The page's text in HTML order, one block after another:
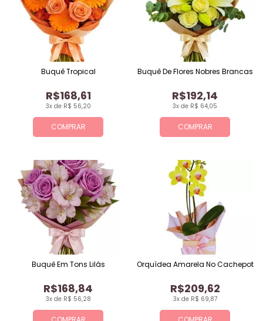
COMPRAR
3x de R$ 56,20
R$168,61
Buquê Tropical
COMPRAR
3x de R$ 64,05
R$192,14
Buquê De Flores Nobres Brancas
3x de R$ 56,28
R$168,84
Buquê Em Tons Lilás
3x de R$ 69,87
R$209,62
Orquídea Amarela No Cachepot